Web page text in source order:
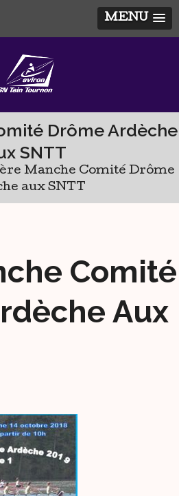
MENU
Drôme Ardèche
SNTT
Manche Comité Drôme
aux SNTT
Comité
Aux